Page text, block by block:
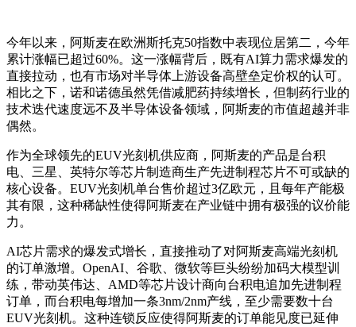
今年以来，阿斯麦在欧洲斯托克50指数中表现位居第二，今年
累计涨幅已超过60%。这一涨幅背后，既有AI算力需求爆发的
直接拉动，也有市场对半导体上游设备高壁垒定价权的认可。
相比之下，诺和诺德虽然凭借减肥药持续增长，但制药行业的
技术迭代速度远不及半导体设备领域，阿斯麦的市值超越并非
偶然。
作为全球领先的EUV光刻机供应商，阿斯麦的产品是台积
电、三星、英特尔等芯片制造商生产先进制程芯片不可或缺的
核心设备。EUV光刻机单台售价超过3亿欧元，且每年产能极
其有限，这种稀缺性使得阿斯麦在产业链中拥有极强的议价能
力。
AI芯片需求的爆发式增长，直接推动了对阿斯麦高端光刻机
的订单激增。OpenAI、谷歌、微软等巨头纷纷加码大模型训
练，带动英伟达、AMD等芯片设计商向台积电追加先进制程
订单，而台积电每增加一条3nm/2nm产线，至少需要数十台
EUV光刻机。这种连锁反应使得阿斯麦的订单能见度已延伸